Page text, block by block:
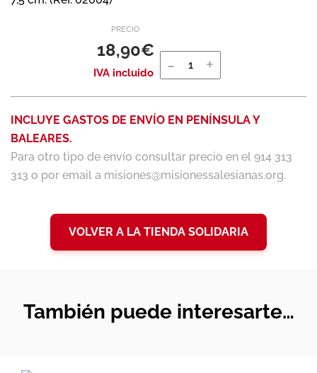
PRECIO
18,90€
IVA incluido
INCLUYE GASTOS DE ENVÍO EN PENÍNSULA Y
BALEARES.
Para otro tipo de envío consultar precio en el 914 313
313 o por email a misiones@misionessalesianas.org.
VOLVER A LA TIENDA SOLIDARIA
También puede interesarte…